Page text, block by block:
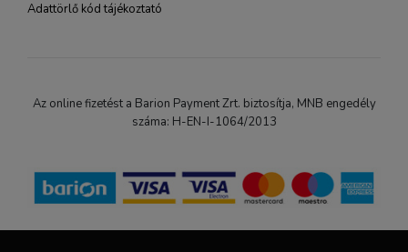
Adattörlő kód tájékoztató
Az online fizetést a Barion Payment Zrt. biztosítja, MNB engedély
száma: H-EN-I-1064/2013